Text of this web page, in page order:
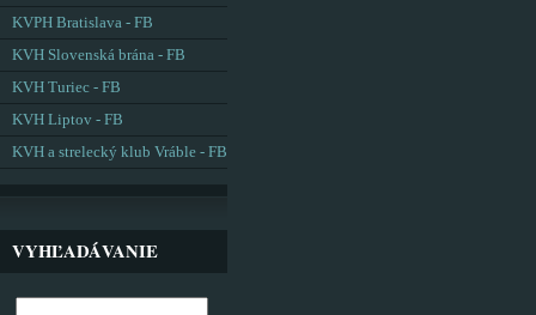
KVPH Bratislava - FB
KVH Slovenská brána - FB
KVH Turiec - FB
KVH Liptov - FB
KVH a strelecký klub Vráble - FB
VYHĽADÁVANIE